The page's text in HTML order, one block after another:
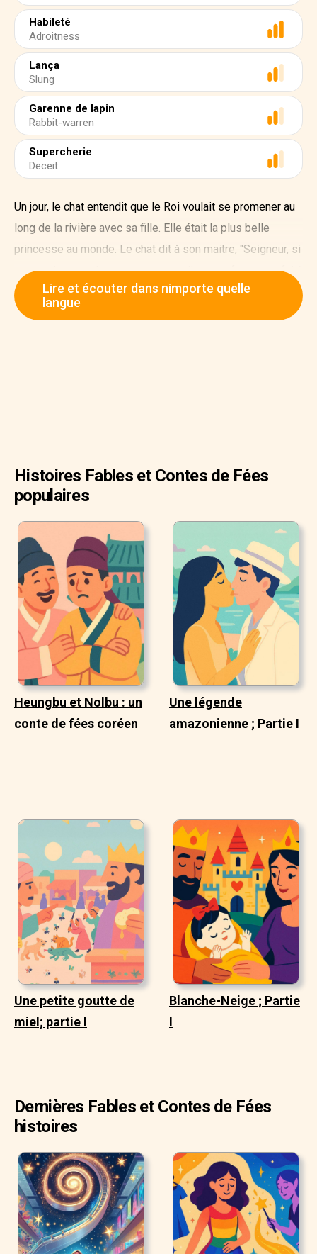
Habileté
Adroitness
Lança
Slung
Garenne de lapin
Rabbit-warren
Supercherie
Deceit
Un jour, le chat entendit que le Roi voulait se promener au
long de la rivière avec sa fille. Elle était la plus belle
princesse au monde. Le chat dit à son maitre, "Seigneur, si
vous suivez seulement mes conseils votre futur sera fait."
"Fais le alors", dit le fils du meunier, qui devenait très
inconsolable, et se souciait peu de ce qu'il faisait: "Tiens
Lire et écouter dans nimporte quelle
langue
Histoires Fables et Contes de Fées
populaires
Heungbu et Nolbu : un
conte de fées coréen
Une légende
amazonienne ; Partie I
Une petite goutte de
miel; partie I
Blanche-Neige ; Partie
I
Dernières Fables et Contes de Fées
histoires